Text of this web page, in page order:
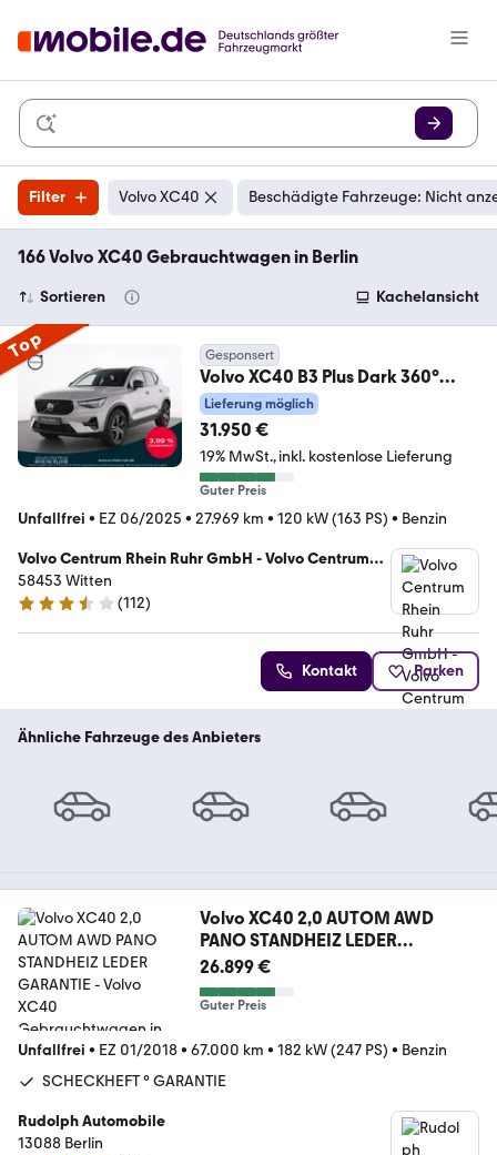
Filter Volvo XC40 Beschädigte Fahrzeuge: Nicht
166 Volvo XC40 Gebrauchtwagen in Berlin
Sortieren Kachelansicht
Top Gesponsert
Volvo XC40 B3 Plus Dark 360°
+WINTERPAK+MEMORY+NAVI+D
AB
Lieferung möglich
31.950 €
19% MwSt. inkl. kostenlose Lieferung
Guter Preis
Unfallfrei • EZ 06/2025 • 27.969 km • 120 kW (163 PS) • Benzin
Volvo Centrum Rhein Ruhr GmbH - Volvo Centrum
Witten
58453 Witten
3.4 Sterne
(112)
Kontakt Parken
Ähnliche Fahrzeuge des Anbieters
Volvo XC40 2,0 AUTOM AWD
PANO STANDHEIZ LEDER
GARANTIE
26.899 €
Guter Preis
Unfallfrei • EZ 01/2018• 67.000 km • 182 kW (247 PS) • Benzin
SCHECKHEFT ° GARANTIE
Rudolph Automobile
13088 Berlin